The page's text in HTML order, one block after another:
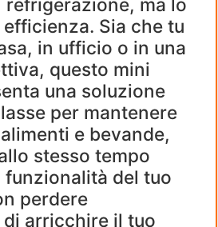
refrigerazione, ma lo
Sia che tu
in ufficio o in una
questo mini
una soluzione
per mantenere
e bevande,
stesso tempo
funzionalità del tuo
perdere
di arricchire il tuo